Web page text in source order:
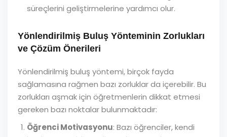
süreçlerini geliştirmelerine yardımcı olur.
Yönlendirilmiş Buluş Yönteminin Zorlukları
ve Çözüm Önerileri
Yönlendirilmiş buluş yöntemi, birçok fayda
sağlamasına rağmen bazı zorluklar da içerebilir. Bu
zorlukları aşmak için öğretmenlerin dikkat etmesi
gereken bazı noktalar bulunmaktadır:
Öğrenci Motivasyonu: Bazı öğrenciler, kendi